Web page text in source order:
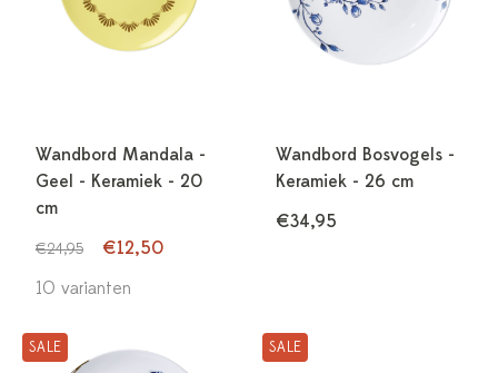
Wandbord Mandala -
Geel - Keramiek - 20
cm
€24,95
€12,50
10 varianten
Wandbord Bosvogels -
Keramiek - 26 cm
€34,95
SALE SALE